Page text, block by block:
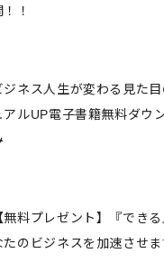
！！
ジネス人生が変わる見た
アルUP電子書籍無料ダウ
無料プレゼント】『でき
たのビジネスを加速させま